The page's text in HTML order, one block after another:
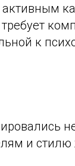
активным
к
и стилю